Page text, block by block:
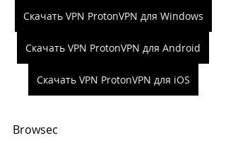
Скачать VPN ProtonVPN для Windows
Скачать VPN ProtonVPN для Android
Скачать VPN ProtonVPN для iOS
Browsec